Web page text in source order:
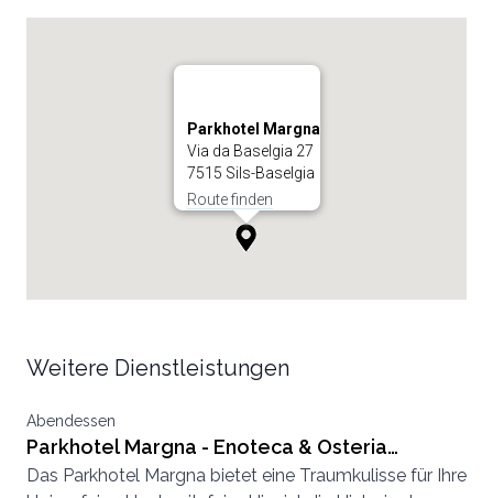
Parkhotel Margna
Via da Baselgia 27
7515 Sils-Baselgia
Route finden
Weitere Dienstleistungen
Abendessen
Parkhotel Margna - Enoteca & Osteria
Murütsch
Das Parkhotel Margna bietet eine Traumkulisse für Ihre